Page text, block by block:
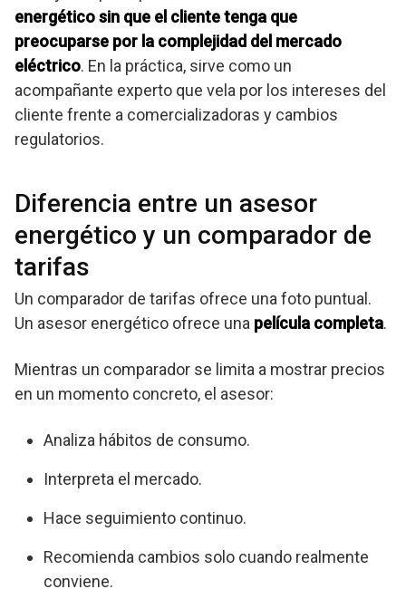
energético sin que el cliente tenga que
preocuparse por la complejidad del mercado
eléctrico. En la práctica, sirve como un
acompañante experto que vela por los intereses del
cliente frente a comercializadoras y cambios
regulatorios.
Diferencia entre un asesor
energético y un comparador de
tarifas
Un comparador de tarifas ofrece una foto puntual.
Un asesor energético ofrece una película completa.
Mientras un comparador se limita a mostrar precios
en un momento concreto, el asesor:
Analiza hábitos de consumo.
Interpreta el mercado.
Hace seguimiento continuo.
Recomienda cambios solo cuando realmente
conviene.